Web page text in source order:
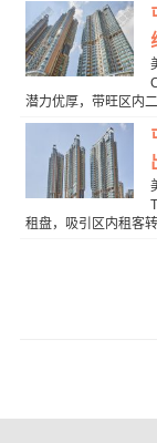
潜力优厚，带旺区内
租盘，吸引区内租客